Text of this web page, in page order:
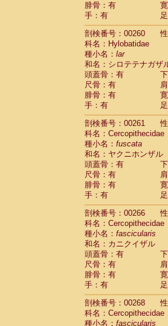
腓骨：有
手：有
剖検番号：00260
科名：Hylobatidae
種小名： lar
和名：シロテテナガザ
頭蓋骨：有
尺骨：有
腓骨：有
手：有
剖検番号：00261
科名：Cercopithecidae
種小名： fuscata
和名：ヤクニホンザル
頭蓋骨：有
尺骨：有
腓骨：有
手：有
剖検番号：00266
科名：Cercopithecidae
種小名： fascicularis
和名：カニクイザル
頭蓋骨：有
尺骨：有
腓骨：有
手：有
剖検番号：00268
科名：Cercopithecidae
種小名： fascicularis